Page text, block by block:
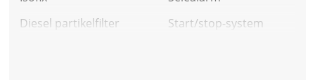
Diesel partikelfilter
Start/stop-system